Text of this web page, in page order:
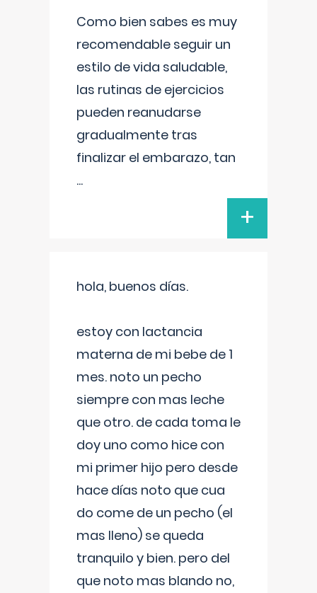
Como bien sabes es muy
recomendable seguir un
estilo de vida saludable,
las rutinas de ejercicios
pueden reanudarse
gradualmente tras
finalizar el embarazo, tan
...
+
hola, buenos días.
estoy con lactancia
materna de mi bebe de 1
mes. noto un pecho
siempre con mas leche
que otro. de cada toma le
doy uno como hice con
mi primer hijo pero desde
hace días noto que cua
do come de un pecho (el
mas lleno) se queda
tranquilo y bien. pero del
que noto mas blando no,